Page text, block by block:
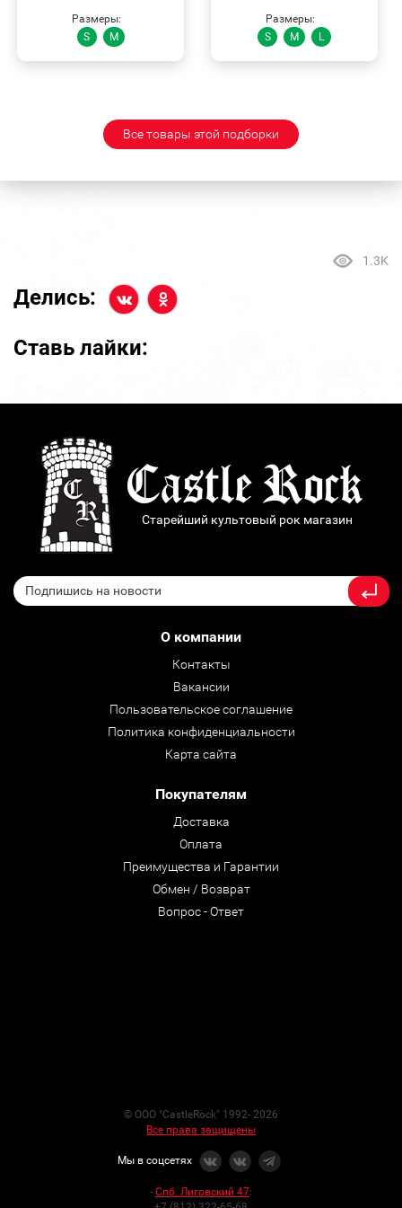
Размеры:
S
M
Размеры:
S
M L
Все товары этой подборки
1.3K
Делись:
Ставь лайки:
Старейший культовый рок магазин
О компании
Контакты
Вакансии
Пользовательское соглашение
Политика конфиденциальности
Карта сайта
Покупателям
Доставка
Оплата
Преимущества и Гарантии
Обмен / Возврат
Вопрос - Ответ
© ООО "CastleRock" 1992- 2026
Все права защищены
Мы в соцсетях
- Спб. Лиговский 47: